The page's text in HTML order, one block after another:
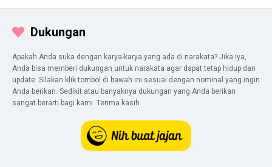
Dukungan
Apakah Anda suka dengan karya-karya yang ada di narakata? Jika iya,
Anda bisa memberi dukungan untuk narakata agar dapat tetap hidup dan
update. Silakan klik tombol di bawah ini sesuai dengan nominal yang ingin
Anda berikan. Sedikit atau banyaknya dukungan yang Anda berikan
sangat berarti bagi kami. Terima kasih.